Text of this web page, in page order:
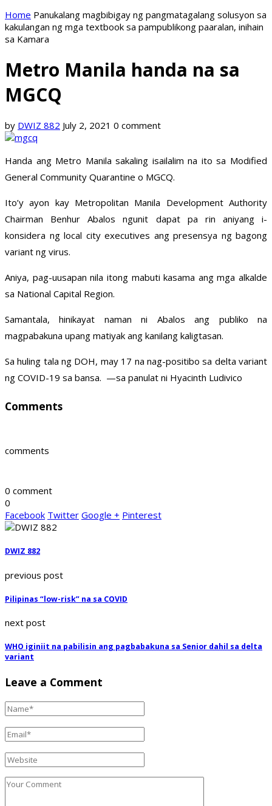
Home Panukalang magbibigay ng pangmatagalang solusyon sa
kakulangan ng mga textbook sa pampublikong paaralan, inihain
sa Kamara
Metro Manila handa na sa
MGCQ
by DWIZ 882 July 2, 2021 0 comment
Handa ang Metro Manila sakaling isailalim na ito sa Modified
General Community Quarantine o MGCQ.
Ito’y ayon kay Metropolitan Manila Development Authority
Chairman Benhur Abalos ngunit dapat pa rin aniyang i-
konsidera ng local city executives ang presensya ng bagong
variant ng virus.
Aniya, pag-uusapan nila itong mabuti kasama ang mga alkalde
sa National Capital Region.
Samantala, hinikayat naman ni Abalos ang publiko na
magpabakuna upang matiyak ang kanilang kaligtasan.
Sa huling tala ng DOH, may 17 na nag-positibo sa delta variant
ng COVID-19 sa bansa. —sa panulat ni Hyacinth Ludivico
Comments
comments
0 comment
0
Facebook Twitter Google + Pinterest
DWIZ 882
previous post
Pilipinas “low-risk” na sa COVID
next post
WHO iginiit na pabilisin ang pagbabakuna sa Senior dahil sa delta
variant
Leave a Comment